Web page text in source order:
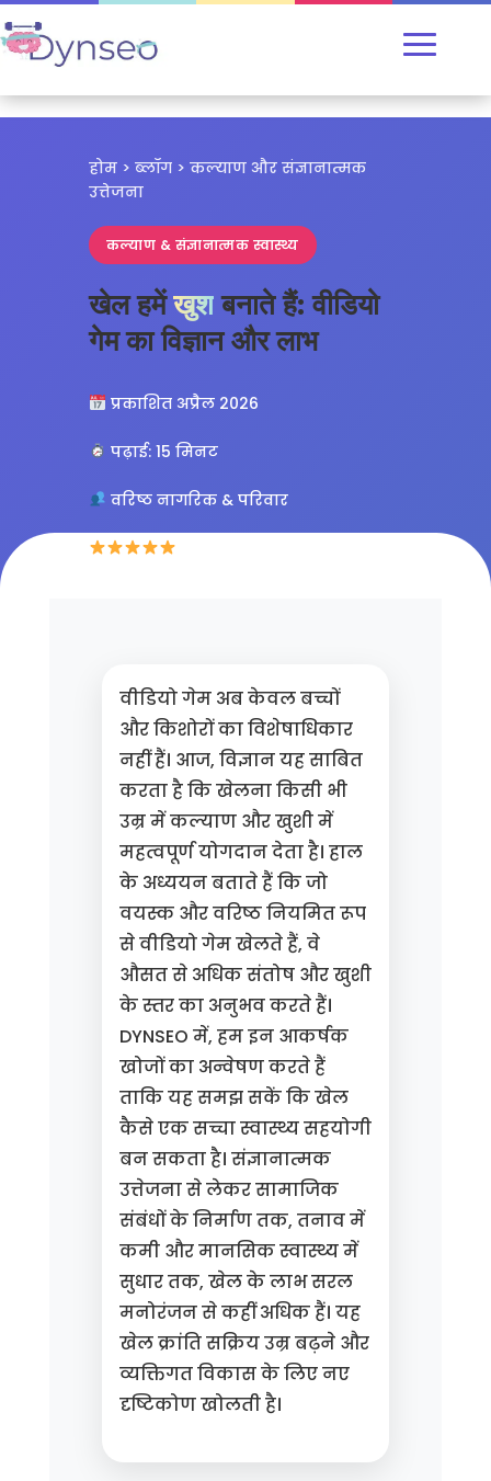
होम > ब्लॉग > कल्याण और संज्ञानात्मक
उत्तेजना
कल्याण & संज्ञानात्मक स्वास्थ्य
खेल हमेंखुशबनाते हैं: वीडियो
गेम का विज्ञान और लाभ
प्रकाशित अप्रैल 2026
पढ़ाई: 15 मिनट
वरिष्ठ नागरिक & परिवार
वीडियो गेम अब केवल बच्चों
और किशोरों का विशेषाधिकार
नहीं हैं। आज, विज्ञान यह साबित
करता है कि खेलना किसी भी
उम्र में कल्याण और खुशी में
महत्वपूर्ण योगदान देता है। हाल
के अध्ययन बताते हैं कि जो
वयस्क और वरिष्ठ नियमित रूप
से वीडियो गेम खेलते हैं, वे
औसत से अधिक संतोष और खुशी
के स्तर का अनुभव करते हैं।
DYNSEO में, हम इन आकर्षक
खोजों का अन्वेषण करते हैं
ताकि यह समझ सकें कि खेल
कैसे एक सच्चा स्वास्थ्य सहयोगी
बन सकता है। संज्ञानात्मक
उत्तेजना से लेकर सामाजिक
संबंधों के निर्माण तक, तनाव में
कमी और मानसिक स्वास्थ्य में
सुधार तक, खेल के लाभ सरल
मनोरंजन से कहीं अधिक हैं। यह
खेल क्रांति सक्रिय उम्र बढ़ने और
व्यक्तिगत विकास के लिए नए
दृष्टिकोण खोलती है।